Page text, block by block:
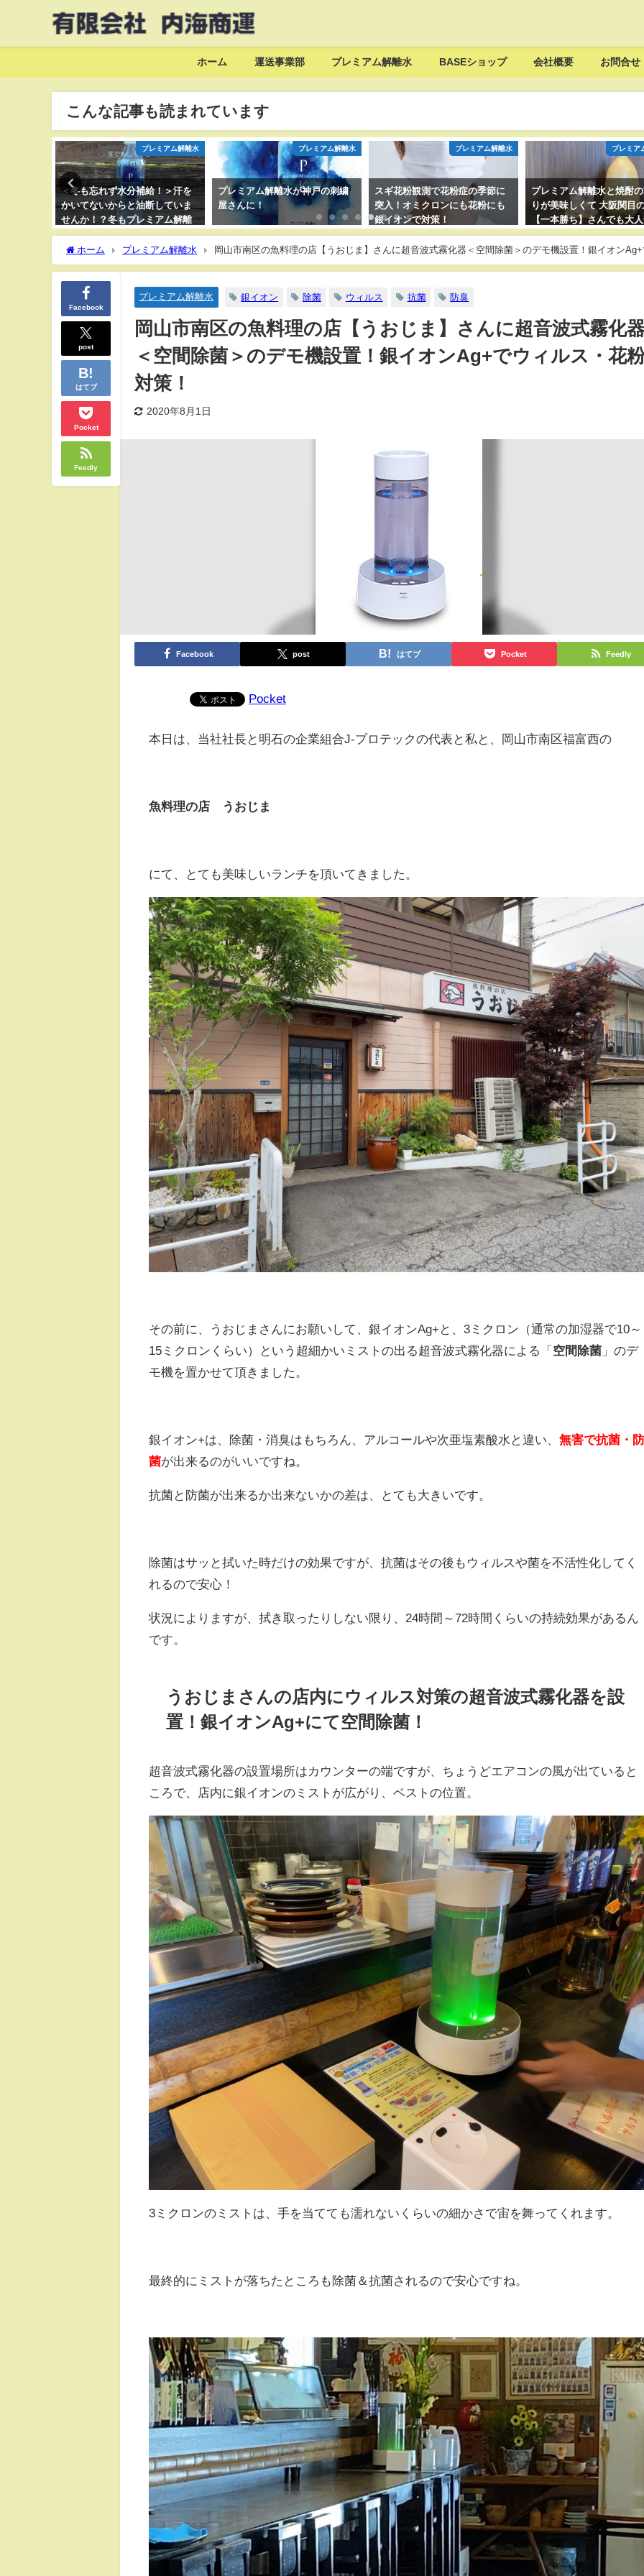
ホーム 運送事業部 プレミアム解離水 BASEショップ 会社概要 お問合せ
こんな記事も読まれています
プレミアム解離水
プレミアム解離水が神戸の刺繍
屋さんに！
プレミアム解離水
スギ花粉観測で花粉症の季節に
突入！オミクロンにも花粉にも
銀イオンで対策！
プレミアム解離水
プレミアム解離水と焼酎の前割
りが美味しくて 大阪関目の割烹
【一本勝ち】さんでも大人気！
プレミア
プロバスケットチームの
フープ岡山を運営する【
社TRYHOOP】さんにプ
ム解離水を差し入れさせ
ました！
ホーム プレミアム解離水
岡山市南区の魚料理の店【うおじま】さんに超音波式霧化器＜空間除菌＞のデモ機設置！銀イオン
ィルス・花粉対策！
Facebook
post
はてブ
Pocket
Feedly
プレミアム解離水 銀イオン 除菌 ウィルス 抗菌 防臭
岡山市南区の魚料理の店【うおじま】さんに超音波式霧化
＜空間除菌＞のデモ機設置！銀イオンAg+でウィルス・花
対策！
2020年8月1日
Facebook post はてブ Pocket Feedly
Pocket
本日は、当社社長と明石の企業組合J-プロテックの代表と私と、岡山市南区福富西の
魚料理の店 うおじま
にて、とても美味しいランチを頂いてきました。
その前に、うおじまさんにお願いして、銀イオンAg+と、3ミクロン（通常の加湿器で10～
15ミクロンくらい）という超細かいミストの出る超音波式霧化器による「 空間除菌 」のデ
モ機を置かせて頂きました。
銀イオン+は、除菌・消臭はもちろん、アルコールや次亜塩素酸水と違い、 無害で抗菌・防
菌が出来るのがいいですね。
抗菌と防菌が出来るか出来ないかの差は、とても大きいです。
除菌はサッと拭いた時だけの効果ですが、抗菌はその後もウィルスや菌を不活性化してく
れるので安心！
状況によりますが、拭き取ったりしない限り、24時間～72時間くらいの持続効果があるん
です。
うおじまさんの店内にウィルス対策の超音波式霧化器を設
置！銀イオンAg+にて空間除菌！
超音波式霧化器の設置場所はカウンターの端ですが、ちょうどエアコンの風が出ていると
ころで、店内に銀イオンのミストが広がり、ベストの位置。
3ミクロンのミストは、手を当てても濡れないくらいの細かさで宙を舞ってくれます。
最終的にミストが落ちたところも除菌＆抗菌されるので安心ですね。